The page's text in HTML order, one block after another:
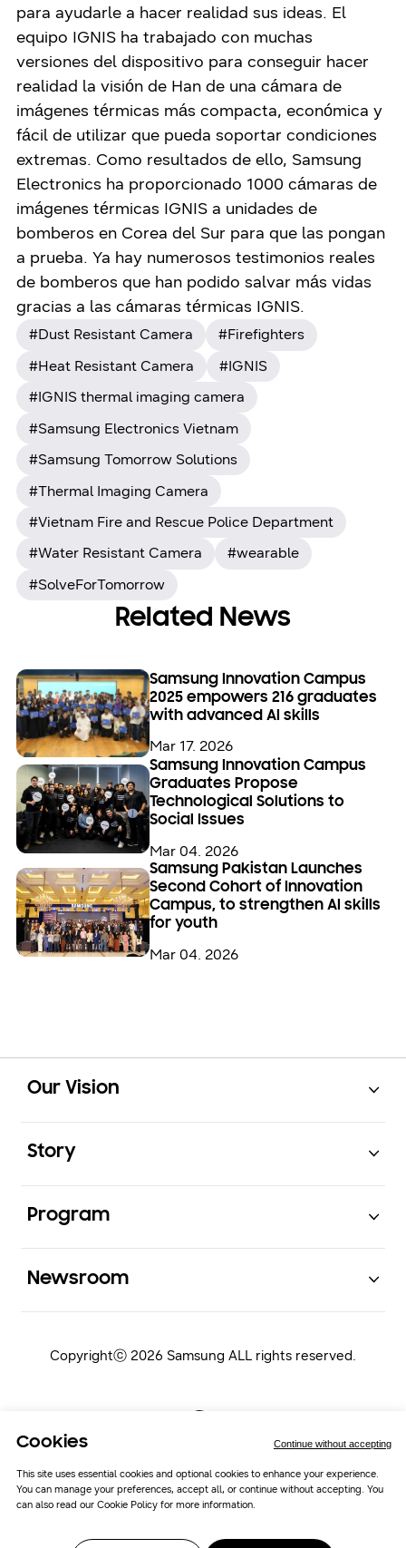
para ayudarle a hacer realidad sus ideas. El
equipo IGNIS ha trabajado con muchas
versiones del dispositivo para conseguir hacer
realidad la visión de Han de una cámara de
imágenes térmicas más compacta, económica y
fácil de utilizar que pueda soportar condiciones
extremas. Como resultados de ello, Samsung
Electronics ha proporcionado 1000 cámaras de
imágenes térmicas IGNIS a unidades de
bomberos en Corea del Sur para que las pongan
a prueba. Ya hay numerosos testimonios reales
de bomberos que han podido salvar más vidas
gracias a las cámaras térmicas IGNIS.
#Dust Resistant Camera
#Firefighters
#Heat Resistant Camera
#IGNIS
#IGNIS thermal imaging camera
#Samsung Electronics Vietnam
#Samsung Tomorrow Solutions
#Thermal Imaging Camera
#Vietnam Fire and Rescue Police Department
#Water Resistant Camera
#wearable
#SolveForTomorrow
Related News
Samsung Innovation Campus
2025 empowers 216 graduates
with advanced AI skills
Mar 17. 2026
Samsung Innovation Campus
Graduates Propose
Technological Solutions to
Social Issues
Mar 04. 2026
Samsung Pakistan Launches
Second Cohort of Innovation
Campus, to strengthen AI skills
for youth
Mar 04. 2026
Our Vision
Story
Program
Newsroom
Copyrightⓒ 2026 Samsung ALL rights reserved.
Samsung Newsroom Cookie Policy
Continue without accepting
Cookies
This site uses essential cookies and optional cookies to enhance your experience.
You can manage your preferences, accept all, or continue without accepting. You
can also read ourCookie Policy for more information.